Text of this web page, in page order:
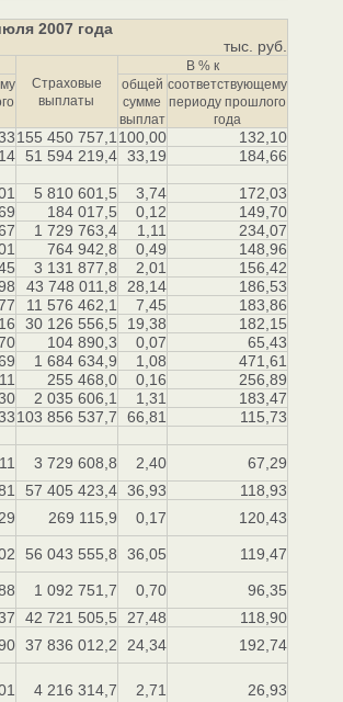
2007 года
тыс. руб.
Страховые
выплаты
В % к
общей
сумме
выплат
соответствующему
периоду прошлого
года
155 450 757,1 100,00
132,10
51 594 219,4 33,19
184,66
5 810 601,5 3,74
172,03
184 017,5 0,12
149,70
1 729 763,4 1,11
234,07
764 942,8 0,49
148,96
3 131 877,8 2,01
156,42
43 748 011,8 28,14
186,53
11 576 462,1 7,45
183,86
30 126 556,5 19,38
182,15
104 890,3 0,07
65,43
1 684 634,9 1,08
471,61
255 468,0 0,16
256,89
2 035 606,1 1,31
183,47
103 856 537,7 66,81
115,73
3 729 608,8 2,40
67,29
57 405 423,4 36,93
118,93
269 115,9 0,17
120,43
56 043 555,8 36,05
119,47
1 092 751,7 0,70
96,35
42 721 505,5 27,48
118,90
37 836 012,2 24,34
192,74
4 216 314,7 2,71 26,93